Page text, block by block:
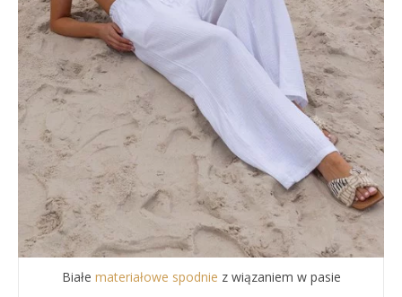
Białe materiałowe spodnie z wiązaniem w pasie